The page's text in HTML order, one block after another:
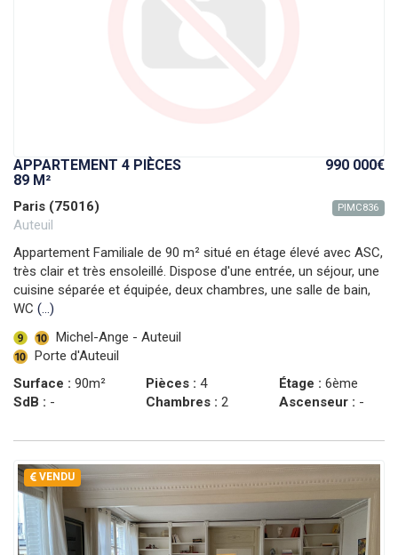
APPARTEMENT 4 PIÈCES
89 M²
990 000€
Paris (75016)
Auteuil
PIMC836
Appartement Familiale de 90 m² situé en étage élevé avec ASC,
très clair et très ensoleillé. Dispose d'une entrée, un séjour, une
cuisine séparée et équipée, deux chambres, une salle de bain,
WC (...)
Michel-Ange - Auteuil
Porte d'Auteuil
Surface : 90m²
SdB : -
Pièces : 4
Chambres : 2
Étage : 6ème
Ascenseur : -
VENDU